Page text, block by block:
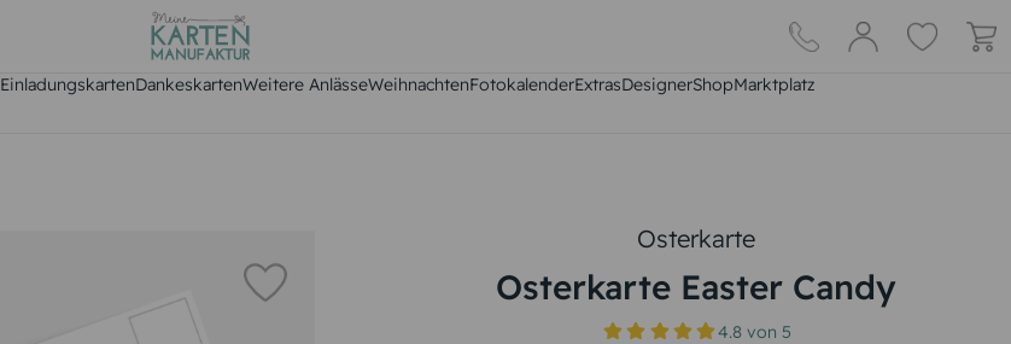
EinladungskartenDankeskartenWeitere AnlässeWeihnachtenFotokalenderExtrasDesignerShopMarktplatz
Osterkarte
Osterkarte Easter Candy
4.8von 5